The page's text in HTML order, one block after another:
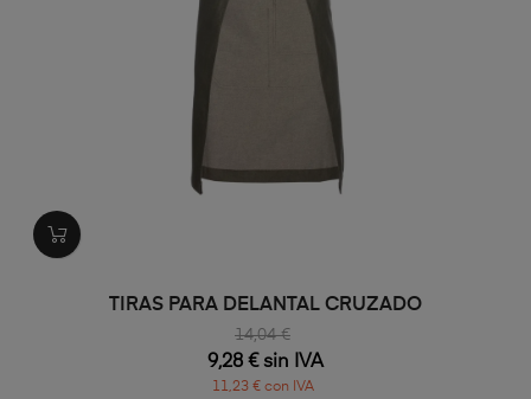
TIRAS PARA DELANTAL CRUZADO
14,04 €
9,28 € sin IVA
11,23 € con IVA